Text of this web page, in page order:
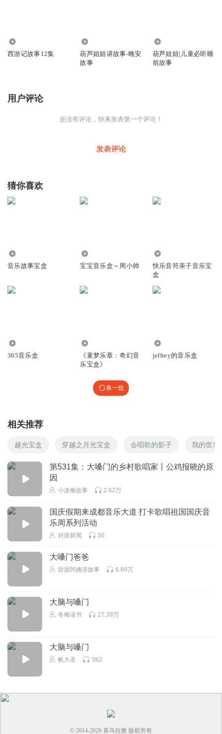
西游记故事12集
葫芦姐姐讲故事-晚安
故事
葫芦姐姐|儿童必听睡
前故事
用户评论
还没有评论，快来发表第一个评论！
发表评论
猜你喜欢
音乐故事宝盒 宝宝音乐盒～周小帅
快乐音符亲子音乐宝
盒
365音乐盒
《童梦乐章：奇幻音
乐宝盒》
jeffrey的音乐盒
换一批
相关推荐
越光宝盒 穿越之月光宝盒 会唱歌的影子 我的世界
第531集：大嗓门的乡村歌唱家丨公鸡报晓的原
因
小泼猴故事 2.62万
国庆假期来成都音乐大道 打卡歌唱祖国国庆音
乐周系列活动
封面新闻 50
大嗓门爸爸
甜甜阿姨讲故事 6.89万
大脑与嗓门
冬梅读书 27.39万
大脑与嗓门
帆大圣 382
© 2014-2026 喜马拉雅 版权所有